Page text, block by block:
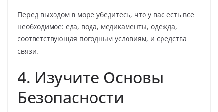
Перед выходом в море убедитесь, что у вас есть все
необходимое: еда, вода, медикаменты, одежда,
соответствующая погодным условиям, и средства
связи.
4. Изучите Основы
Безопасности